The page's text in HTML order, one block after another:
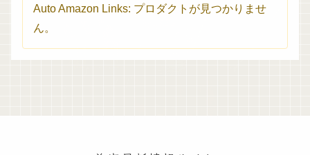
Auto Amazon Links: プロダクトが見つかりませ
ん。